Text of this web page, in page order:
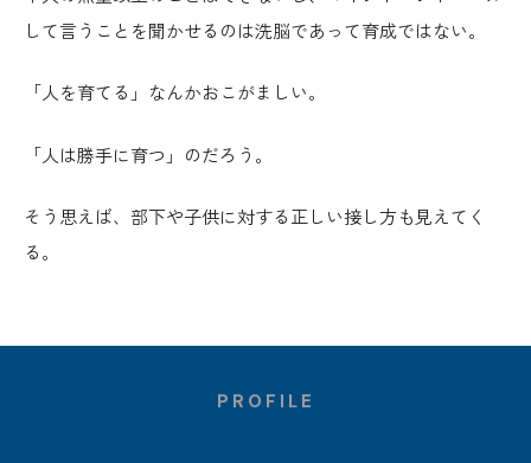
して言うことを聞かせるのは洗脳であって育成ではない。
「人を育てる」なんかおこがましい。
「人は勝手に育つ」のだろう。
そう思えば、部下や子供に対する正しい接し方も見えてく
る。
PROFILE